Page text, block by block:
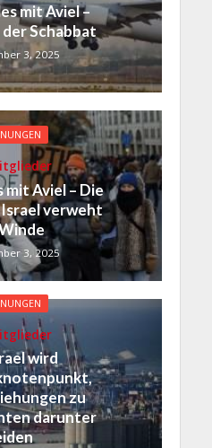
mit Aviel –
der Schabbat
3, 2025
mit Aviel – Die
verweht
3, 2025
wird
zu
darunter